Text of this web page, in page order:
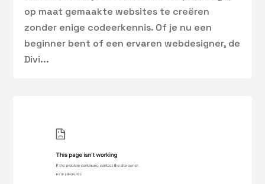
op maat gemaakte websites te creëren
zonder enige codeerkennis. Of je nu een
beginner bent of een ervaren webdesigner, de
Divi...